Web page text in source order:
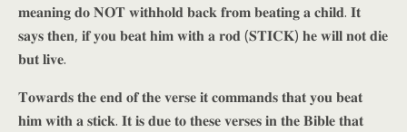
𝐦𝐞𝐚𝐧𝐢𝐧𝐠 𝐝𝐨 𝐍𝐎𝐓 𝐰𝐢𝐭𝐡𝐡𝐨𝐥𝐝 𝐛𝐚𝐜𝐤 𝐟𝐫𝐨𝐦 𝐛𝐞𝐚𝐭𝐢𝐧𝐠 𝐚 𝐜𝐡𝐢𝐥𝐝. 𝐈𝐭
𝐬𝐚𝐲𝐬 𝐭𝐡𝐞𝐧, 𝐢𝐟 𝐲𝐨𝐮 𝐛𝐞𝐚𝐭 𝐡𝐢𝐦 𝐰𝐢𝐭𝐡 𝐚 𝐫𝐨𝐝 (𝐒𝐓𝐈𝐂𝐊) 𝐡𝐞 𝐰𝐢𝐥𝐥 𝐧𝐨𝐭 𝐝𝐢𝐞
𝐛𝐮𝐭 𝐥𝐢𝐯𝐞.
𝐓𝐨𝐰𝐚𝐫𝐝𝐬 𝐭𝐡𝐞 𝐞𝐧𝐝 𝐨𝐟 𝐭𝐡𝐞 𝐯𝐞𝐫𝐬𝐞 𝐢𝐭 𝐜𝐨𝐦𝐦𝐚𝐧𝐝𝐬 𝐭𝐡𝐚𝐭 𝐲𝐨𝐮 𝐛𝐞𝐚𝐭
𝐡𝐢𝐦 𝐰𝐢𝐭𝐡 𝐚 𝐬𝐭𝐢𝐜𝐤. 𝐈𝐭 𝐢𝐬 𝐝𝐮𝐞 𝐭𝐨 𝐭𝐡𝐞𝐬𝐞 𝐯𝐞𝐫𝐬𝐞𝐬 𝐢𝐧 𝐭𝐡𝐞 𝐁𝐢𝐛𝐥𝐞 𝐭𝐡𝐚𝐭